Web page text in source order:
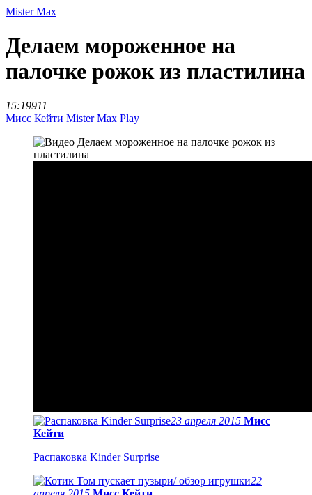
Mister Max
Делаем мороженное на
палочке рожок из пластилина
15:19911
Мисс Кейти Mister Max Play
23 апреля 2015 Мисс
Кейти
Распаковка Kinder Surprise
22